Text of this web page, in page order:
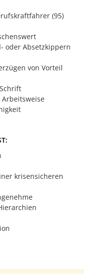
(95)
oder Absetzkippern
von Vorteil
krisensicheren